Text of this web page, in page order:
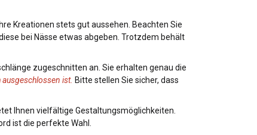
Kreationen stets gut aussehen. Beachten Sie
bei Nässe etwas abgeben. Trotzdem behält
zugeschnitten an. Sie erhalten genau die
ist. Bitte stellen Sie sicher, dass
Ihnen vielfältige Gestaltungsmöglichkeiten.
ist die perfekte Wahl.